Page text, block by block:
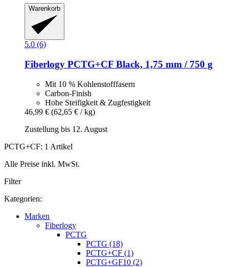
Warenkorb
5.0 (6)
Fiberlogy PCTG+CF Black, 1,75 mm / 750 g
Mit 10 % Kohlenstofffasern
Carbon-Finish
Hohe Steifigkeit & Zugfestigkeit
46,99 € (62,65 € / kg)
Zustellung bis 12. August
PCTG+CF: 1 Artikel
Alle Preise inkl. MwSt.
Filter
Kategorien:
Marken
Fiberlogy
PCTG
PCTG (18)
PCTG+CF (1)
PCTG+GF10 (2)